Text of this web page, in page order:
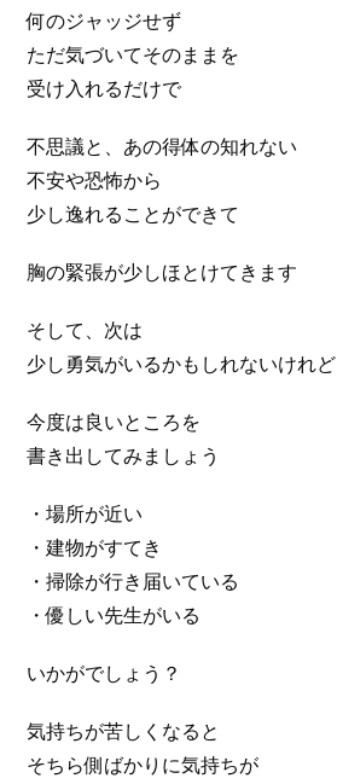
何のジャッジせず
ただ気づいてそのままを
受け入れるだけで
不思議と、あの得体の知れない
不安や恐怖から
少し逸れることができて
胸の緊張が少しほとけてきます
そして、次は
少し勇気がいるかもしれないけれど
今度は良いところを
書き出してみましょう
・場所が近い
・建物がすてき
・掃除が行き届いている
・優しい先生がいる
いかがでしょう？
気持ちが苦しくなると
そちら側ばかりに気持ちが